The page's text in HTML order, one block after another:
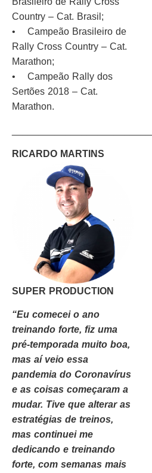
Country – Cat. Brasil;
• Campeão Brasileiro de
Rally Cross Country – Cat.
Marathon;
• Campeão Rally dos
Sertões 2018 – Cat.
Marathon.
RICARDO MARTINS
SUPER PRODUCTION
“Eu comecei o ano
treinando forte, fiz uma
pré-temporada muito boa,
mas aí veio essa
pandemia do Coronavírus
e as coisas começaram a
mudar. Tive que alterar as
estratégias de treinos,
mas continuei me
dedicando e treinando
forte, com semanas mais